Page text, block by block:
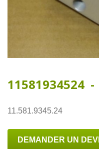
11581934524 -
11.581.9345.24
DEMANDER UN